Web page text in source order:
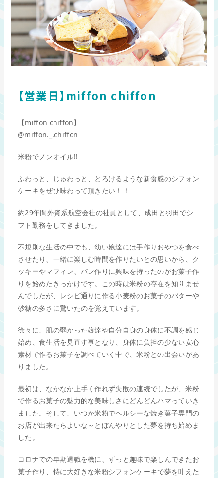
【営業日】miffon chiffon
【miffon chiffon】
@miffon._.chiffon
米粉でノンオイル!!
ふわっと、じゅわっと、とろけるような新食感のシフォン
ケーキをぜひ味わって頂きたい！！
約29年間外資系航空会社の社員として、成田と羽田でシ
フト勤務をしてきました。
不規則な生活の中でも、幼い娘達には手作りおやつを食べ
させたり、一緒に楽しむ時間を作りたいとの思いから、ク
ッキーやマフィン、パン作りに興味を持ったのがお菓子作
りを始めたきっかけです。この時は米粉の存在を知りませ
んでしたが、レシピ通りに作る小麦粉のお菓子のバターや
砂糖の多さに驚いたのを覚えています。
徐々に、肌の弱かった娘達や自分自身の身体に不調を感じ
始め、食生活を見直す事となり、身体に負担の少ない安心
素材で作るお菓子を調べていく中で、米粉との出会いがあ
りました。
最初は、なかなか上手く作れず失敗の連続でしたが、米粉
で作るお菓子の魅力的な美味しさにどんどんハマっていき
ました。そして、いつか米粉でヘルシーな焼き菓子専門の
お店が出来たらよいな～とぼんやりとした夢を持ち始めま
した。
コロナでの早期退職を機に、ずっと趣味で楽しんできたお
菓子作り、特に大好きな米粉シフォンケーキで夢を叶えた